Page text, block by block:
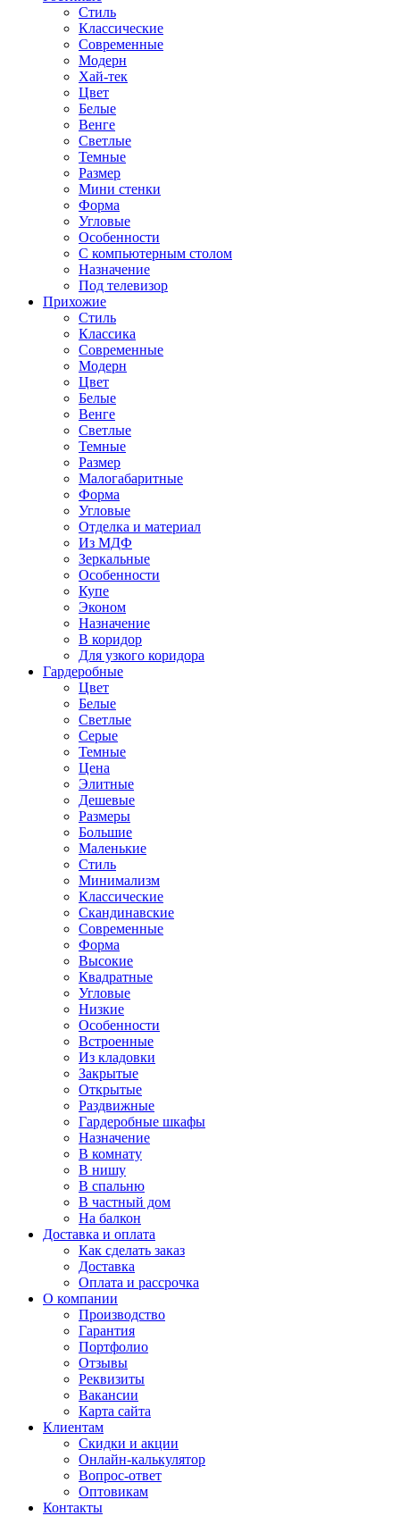
Стиль
Классические
Современные
Модерн
Хай-тек
Цвет
Белые
Венге
Светлые
Темные
Размер
Мини стенки
Форма
Угловые
Особенности
С компьютерным столом
Назначение
Под телевизор
Прихожие
Стиль
Классика
Современные
Модерн
Цвет
Белые
Венге
Светлые
Темные
Размер
Малогабаритные
Форма
Угловые
Отделка и материал
Из МДФ
Зеркальные
Особенности
Купе
Эконом
Назначение
В коридор
Для узкого коридора
Гардеробные
Цвет
Белые
Светлые
Серые
Темные
Цена
Элитные
Дешевые
Размеры
Большие
Маленькие
Стиль
Минимализм
Классические
Скандинавские
Современные
Форма
Высокие
Квадратные
Угловые
Низкие
Особенности
Встроенные
Из кладовки
Закрытые
Открытые
Раздвижные
Гардеробные шкафы
Назначение
В комнату
В нишу
В спальню
В частный дом
На балкон
Доставка и оплата
Как сделать заказ
Доставка
Оплата и рассрочка
О компании
Производство
Гарантия
Портфолио
Отзывы
Реквизиты
Вакансии
Карта сайта
Клиентам
Скидки и акции
Онлайн-калькулятор
Вопрос-ответ
Оптовикам
Контакты